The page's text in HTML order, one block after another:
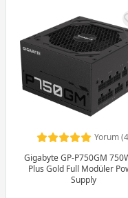
Yorum
Gigabyte GP-P750GM
Plus Gold Full Modüler
Supply